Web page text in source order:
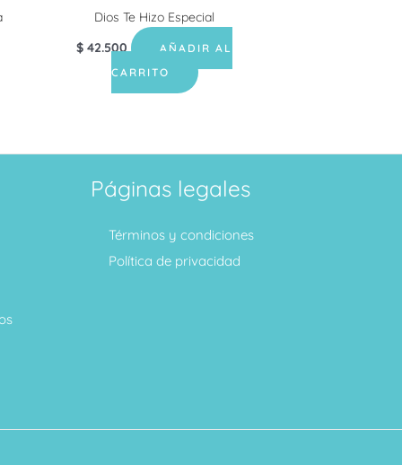
Dios Te Hizo Especial
$ 42.500
AÑADIR AL
CARRITO
Páginas legales
Términos y condiciones
Política de privacidad